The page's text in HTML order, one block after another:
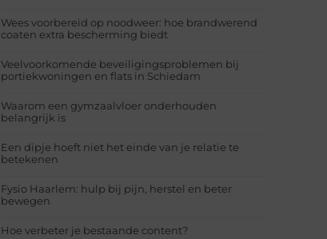
Wees voorbereid op noodweer: hoe brandwerend
coaten extra bescherming biedt
Veelvoorkomende beveiligingsproblemen bij
portiekwoningen en flats in Schiedam
Waarom een gymzaalvloer onderhouden
belangrijk is
Een dipje hoeft niet het einde van je relatie te
betekenen
Fysio Haarlem: hulp bij pijn, herstel en beter
bewegen
Hoe verbeter je bestaande content?